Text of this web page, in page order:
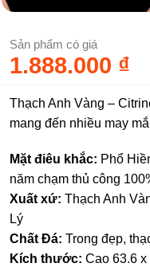
Sản phẩm có giá
1.888.000 ₫
Thạch Anh Vàng –
mang đến nhiều may
Mặt điêu khắc: Phổ
năm chạm thủ công
Xuất xứ: Thạch Anh
Lý
Chất Đá: Trong đẹp,
Kích thước: Cao 63.6 x